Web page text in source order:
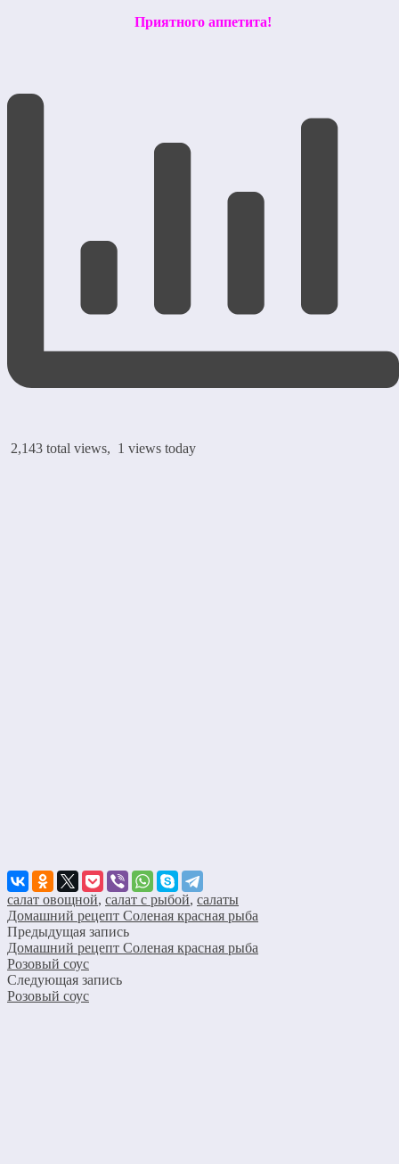
Приятного аппетита!
2,143 total views, 1 views today
салат овощной, салат с рыбой, салаты
Домашний рецепт Соленая красная рыба
Предыдущая запись
Домашний рецепт Соленая красная рыба
Розовый соус
Следующая запись
Розовый соус